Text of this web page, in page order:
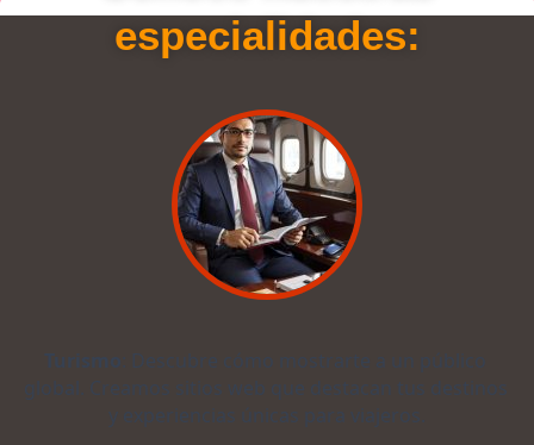
especialidades:
global. Creamos sitios web que destacan tus destinos
y experiencias únicas para viajeros.